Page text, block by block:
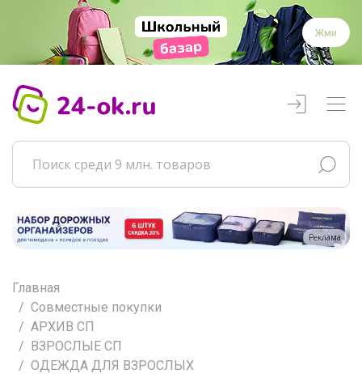
Жми
Реклама
Главная
Совместные покупки
АРХИВ СП
ВЗРОСЛЫЕ СП
ОДЕЖДА ДЛЯ ВЗРОСЛЫХ